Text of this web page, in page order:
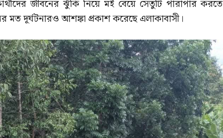
জীবনের ঝুঁকি নিয়ে মই বেয়ে সেতুটি পারাপার করতে
মত দূর্ঘটনারও আশঙ্কা প্রকাশ করেছে এলাকাবাসী।